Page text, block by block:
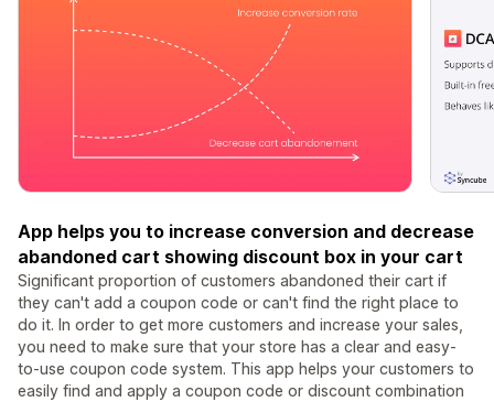
App helps you to increase conversion and decrease
abandoned cart showing discount box in your cart
Significant proportion of customers abandoned their cart if
they can't add a coupon code or can't find the right place to
do it. In order to get more customers and increase your sales,
you need to make sure that your store has a clear and easy-
to-use coupon code system. This app helps your customers to
easily find and apply a coupon code or discount combination